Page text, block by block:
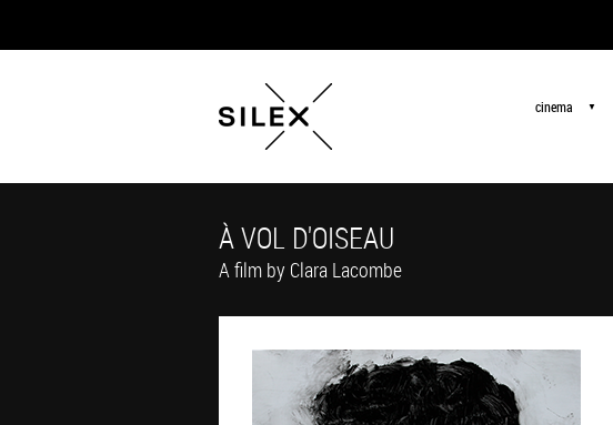
cinema ▼
À VOL D'OISEAU
A film by Clara Lacombe